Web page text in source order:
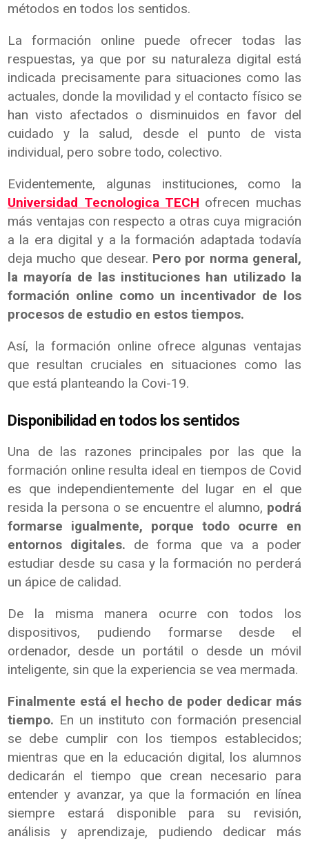
métodos en todos los sentidos.
La formación online puede ofrecer todas las
respuestas, ya que por su naturaleza digital está
indicada precisamente para situaciones como las
actuales, donde la movilidad y el contacto físico se
han visto afectados o disminuidos en favor del
cuidado y la salud, desde el punto de vista
individual, pero sobre todo, colectivo.
Evidentemente, algunas instituciones, como la
Universidad Tecnologica TECH ofrecen muchas
más ventajas con respecto a otras cuya migración
a la era digital y a la formación adaptada todavía
deja mucho que desear. Pero por norma general,
la mayoría de las instituciones han utilizado la
formación online como un incentivador de los
procesos de estudio en estos tiempos.
Así, la formación online ofrece algunas ventajas
que resultan cruciales en situaciones como las
que está planteando la Covi-19.
Disponibilidad en todos los sentidos
Una de las razones principales por las que la
formación online resulta ideal en tiempos de Covid
es que independientemente del lugar en el que
resida la persona o se encuentre el alumno, podrá
formarse igualmente, porque todo ocurre en
entornos digitales. de forma que va a poder
estudiar desde su casa y la formación no perderá
un ápice de calidad.
De la misma manera ocurre con todos los
dispositivos, pudiendo formarse desde el
ordenador, desde un portátil o desde un móvil
inteligente, sin que la experiencia se vea mermada.
Finalmente está el hecho de poder dedicar más
tiempo. En un instituto con formación presencial
se debe cumplir con los tiempos establecidos;
mientras que en la educación digital, los alumnos
dedicarán el tiempo que crean necesario para
entender y avanzar, ya que la formación en línea
siempre estará disponible para su revisión,
análisis y aprendizaje, pudiendo dedicar más